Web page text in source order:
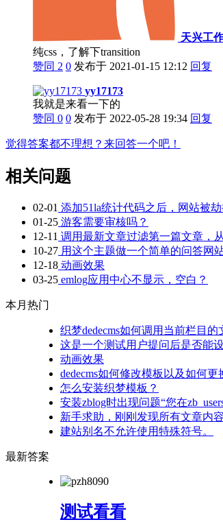
天兴工
纯css，了解下transition
赞同 2 0 发布于 2021-01-15 12:12 回复
yy17173
我就是来看一下的
赞同 0 0 发布于 2022-05-28 19:34 回复
觉得答案都不理想？来回答一个吧！
相关问题
02-01 添加51la统计代码之后，网站被
01-25 游客需要审核吗？
12-11 调用最新文章过滤第一篇文章，
10-27 用这个主题做一个简单的问答网
12-18 动画效果
03-25 emlog应用中心不显示，空白？
本月热门
织梦dedecms如何调用当前栏目的
这是一个测试用户提问后是否能
动画效果
dedecms如何修改模板以及如何更
怎么安装织梦模板？
安装zblog时出现问题“您在
新手求助，刚刚发现所有文章内
建站别名不允许使用特殊符号。
最新答案
测试看看